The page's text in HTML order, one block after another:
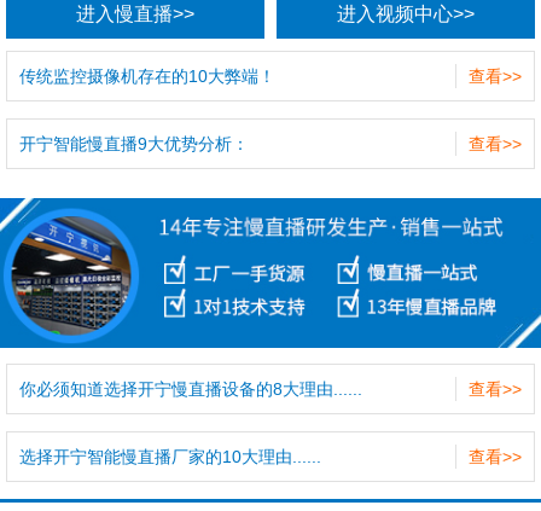
进入慢直播>> 进入视频中心>>
查看>>
传统监控摄像机存在的10大弊端！
查看>>
开宁智能慢直播9大优势分析：
查看>>
你必须知道选择开宁慢直播设备的8大理由......
查看>>
选择开宁智能慢直播厂家的10大理由......